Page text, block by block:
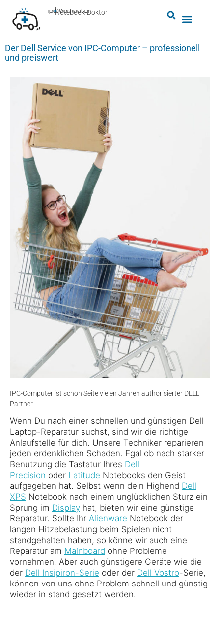
Notebook-Doktor
by
■
ipc-computer
Der Dell Service von IPC-Computer – professionell
und preiswert
IPC-Computer ist schon Seite vielen Jahren authorisierter DELL
Partner.
Wenn Du nach einer schnellen und günstigen Dell
Laptop-Reparatur suchst, sind wir die richtige
Anlaufstelle für dich. Unsere Techniker reparieren
jeden erdenklichen Schaden. Egal ob nach starker
Benutzung die Tastatur Ihres Dell
Precision oder Latitude Notebooks den Geist
aufgegeben hat. Selbst wenn dein Highend Dell
XPS Notebook nach einem unglücklichen Sturz ein
Sprung im Display hat, bieten wir eine günstige
Reparatur. Sollte Ihr Alienware Notebook der
langen Hitzebelastung beim Spielen nicht
standgehalten haben, so könne wir auch eine
Reparatur am Mainboard ohne Probleme
vornehmen. Aber auch günstigere Geräte wie die
der Dell Insipiron-Serie oder der Dell Vostro-Serie,
können von uns ohne Problem schnell und günstig
wieder in stand gesetzt werden.